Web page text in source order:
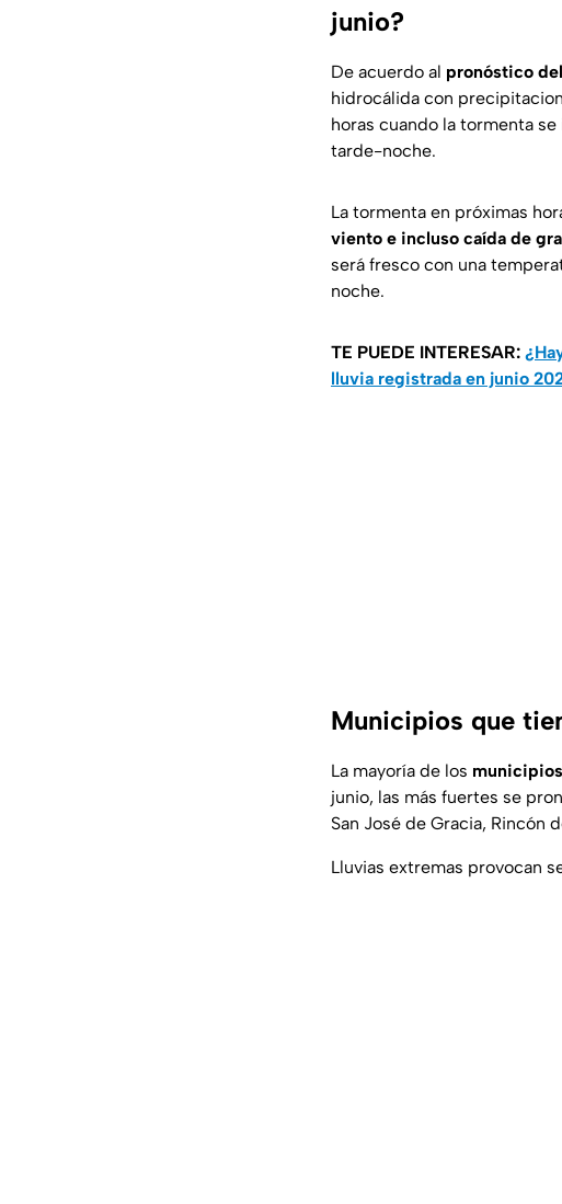
junio?
De acuerdo al pronóstico
hidrocálida con
horas cuando la tormenta
tarde-noche.
La tormenta en próximas
viento e incluso caída de
será fresco con una
noche.
TE PUEDE INTERESAR:
lluvia registrada en junio
Municipios que
La mayoría de los municipios
junio, las más fuertes se
San José de Gracia, Rincón
Lluvias extremas provocan